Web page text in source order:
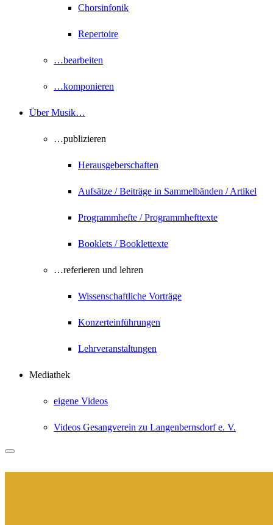
Chorsinfonik
Repertoire
…bearbeiten
…komponieren
Über Musik…
…publizieren
Herausgeberschaften
Aufsätze / Beiträge in Sammelbänden / Artikel
Programmhefte / Programmhefttexte
Booklets / Booklettexte
…referieren und lehren
Wissenschaftliche Vorträge
Konzerteinführungen
Lehrveranstaltungen
Mediathek
eigene Videos
Videos Gesangverein zu Langenbernsdorf e. V.
Suchen